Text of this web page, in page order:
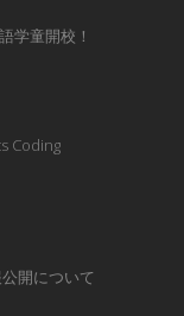
学童開校！
Coding
開について